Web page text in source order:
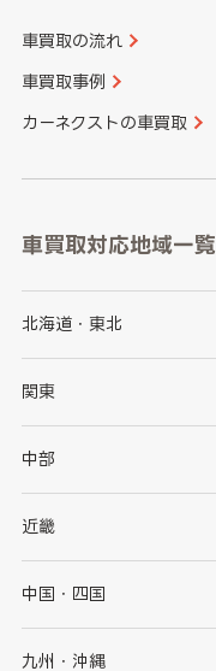
車買取の流れ
車買取事例
カーネクストの車買取
車買取対応地域一覧
北海道・東北
北海道
岩手県
秋田県
関東
茨城県
群馬県
千葉県
中部
新潟県
石川県
山梨県
近畿
大阪府
京都府
中国・四国
鳥取県
九州・沖縄